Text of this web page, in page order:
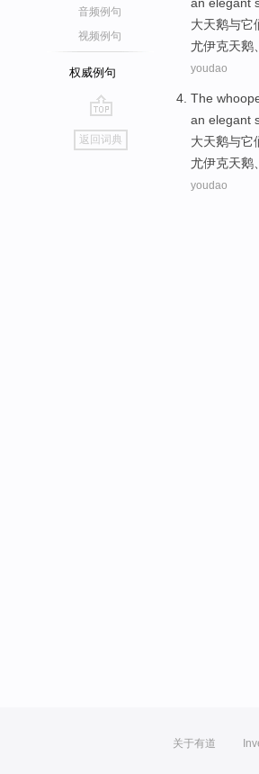
音频例句
视频例句
权威例句
go
top
返回词典
大天鹅与它
尤伊克天鹅、
youdao
The
an elegant
大天鹅与它
尤伊克天鹅、
youdao
关于有道